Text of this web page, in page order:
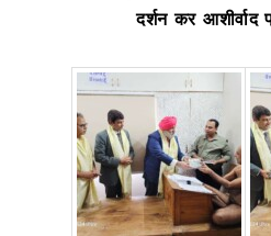
दर्शन कर आशीर्वाद